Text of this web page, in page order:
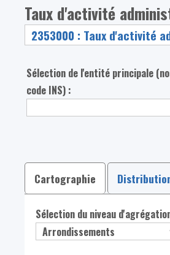
Taux d'activité
Sélection de l'entité principale
code INS) :
Cartographie
Sélection du niveau